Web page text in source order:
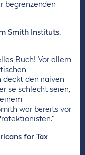
begrenzenden
Smith Instituts,
Buch! Vor allem
deckt den naiven
se schlecht seien,
war bereits vor
for Tax